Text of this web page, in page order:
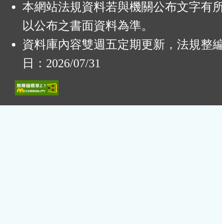
本網站法規資料若與機關公布文字有
以公布之書面資料為準。
資料庫內容雙週五定期更新，法規整
日：2026/07/31